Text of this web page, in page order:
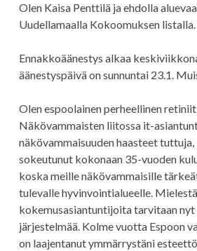
Olen Kaisa Penttilä ja ehdolla
Uudellamaalla Kokoomuksen
Ennakkoäänestys alkaa
äänestyspäivä on sunnuntai 23.1.
Olen espoolainen perheellinen
Näkövammaisten liitossa it-
näkövammaisuuden haasteet
sokeutunut kokonaan 35-vuoden
koska meille näkövammaisille
tulevalle hyvinvointialueelle.
kokemusasiantuntijoita tarvitaan nyt
järjestelmää. Kolme vuotta Espoon
on laajentanut ymmärrystäni